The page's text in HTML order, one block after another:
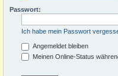
Passwort:
Ich habe mein Passwort
Angemeldet bleiben
Meinen Online-Status